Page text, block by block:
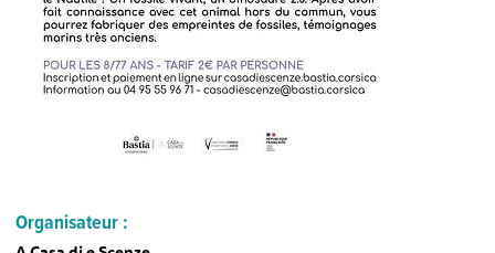
Organisateur :